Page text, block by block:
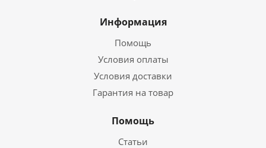
Информация
Помощь
Условия оплаты
Условия доставки
Гарантия на товар
Помощь
Статьи